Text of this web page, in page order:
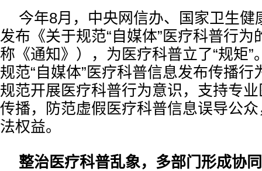
今年8月，中央网信办、国家卫生健
发布《关于规范“自媒体”医疗科普行为
称《通知》），为医疗科普立了“规矩”
规范“自媒体”医疗科普信息发布传播行
规范开展医疗科普行为意识，支持专
传播，防范虚假医疗科普信息误导公
法权益。
整治医疗科普乱象，多部门形成协